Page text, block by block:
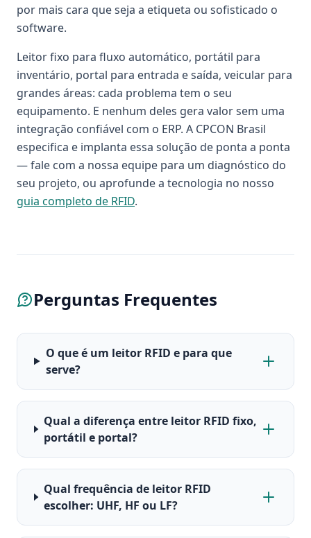
por mais cara que seja a etiqueta ou sofisticado o
software.
Leitor fixo para fluxo automático, portátil para
inventário, portal para entrada e saída, veicular para
grandes áreas: cada problema tem o seu
equipamento. E nenhum deles gera valor sem uma
integração confiável com o ERP. A CPCON Brasil
especifica e implanta essa solução de ponta a ponta
— fale com a nossa equipe para um diagnóstico do
seu projeto, ou aprofunde a tecnologia no nosso
guia completo de RFID.
Perguntas Frequentes
O que é um leitor RFID e para que
serve?
Qual a diferença entre leitor RFID fixo,
portátil e portal?
Qual frequência de leitor RFID
escolher: UHF, HF ou LF?